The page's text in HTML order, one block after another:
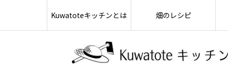
Kuwatoteキッチンとは 畑のレシピ